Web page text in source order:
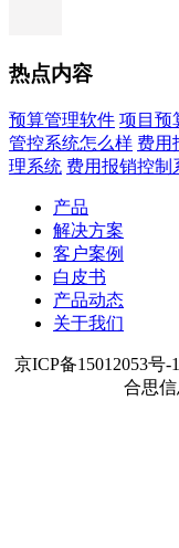
热点内容
预算管理软件 项目预
管控系统怎么样 费用
理系统 费用报销控制
产品
解决方案
客户案例
白皮书
产品动态
关于我们
京ICP备15012053号
合思